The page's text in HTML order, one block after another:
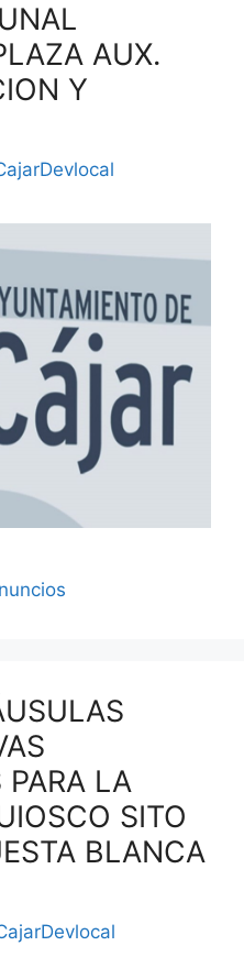
AUX.
Y
PARA LA
SITO
BLANCA